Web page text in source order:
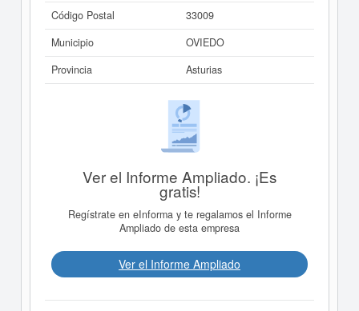
Código Postal
33009
Municipio
OVIEDO
Provincia
Asturias
Ver el Informe Ampliado. ¡Es
gratis!
Regístrate en eInforma y te regalamos el Informe
Ampliado de esta empresa
Ver el Informe Ampliado